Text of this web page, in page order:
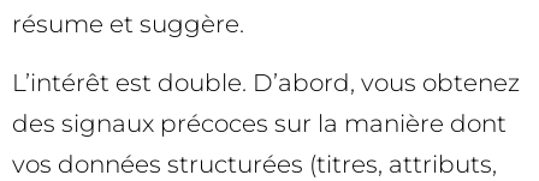
résume et suggère.
L’intérêt est double. D’abord, vous obtenez
des signaux précoces sur la manière dont
vos données structurées (titres, attributs,